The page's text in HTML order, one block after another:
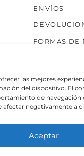
las mejores
del dispositivo. El
de navegación
afectar negativamente a
Aceptar
ENVÍOS
FORMAS DE